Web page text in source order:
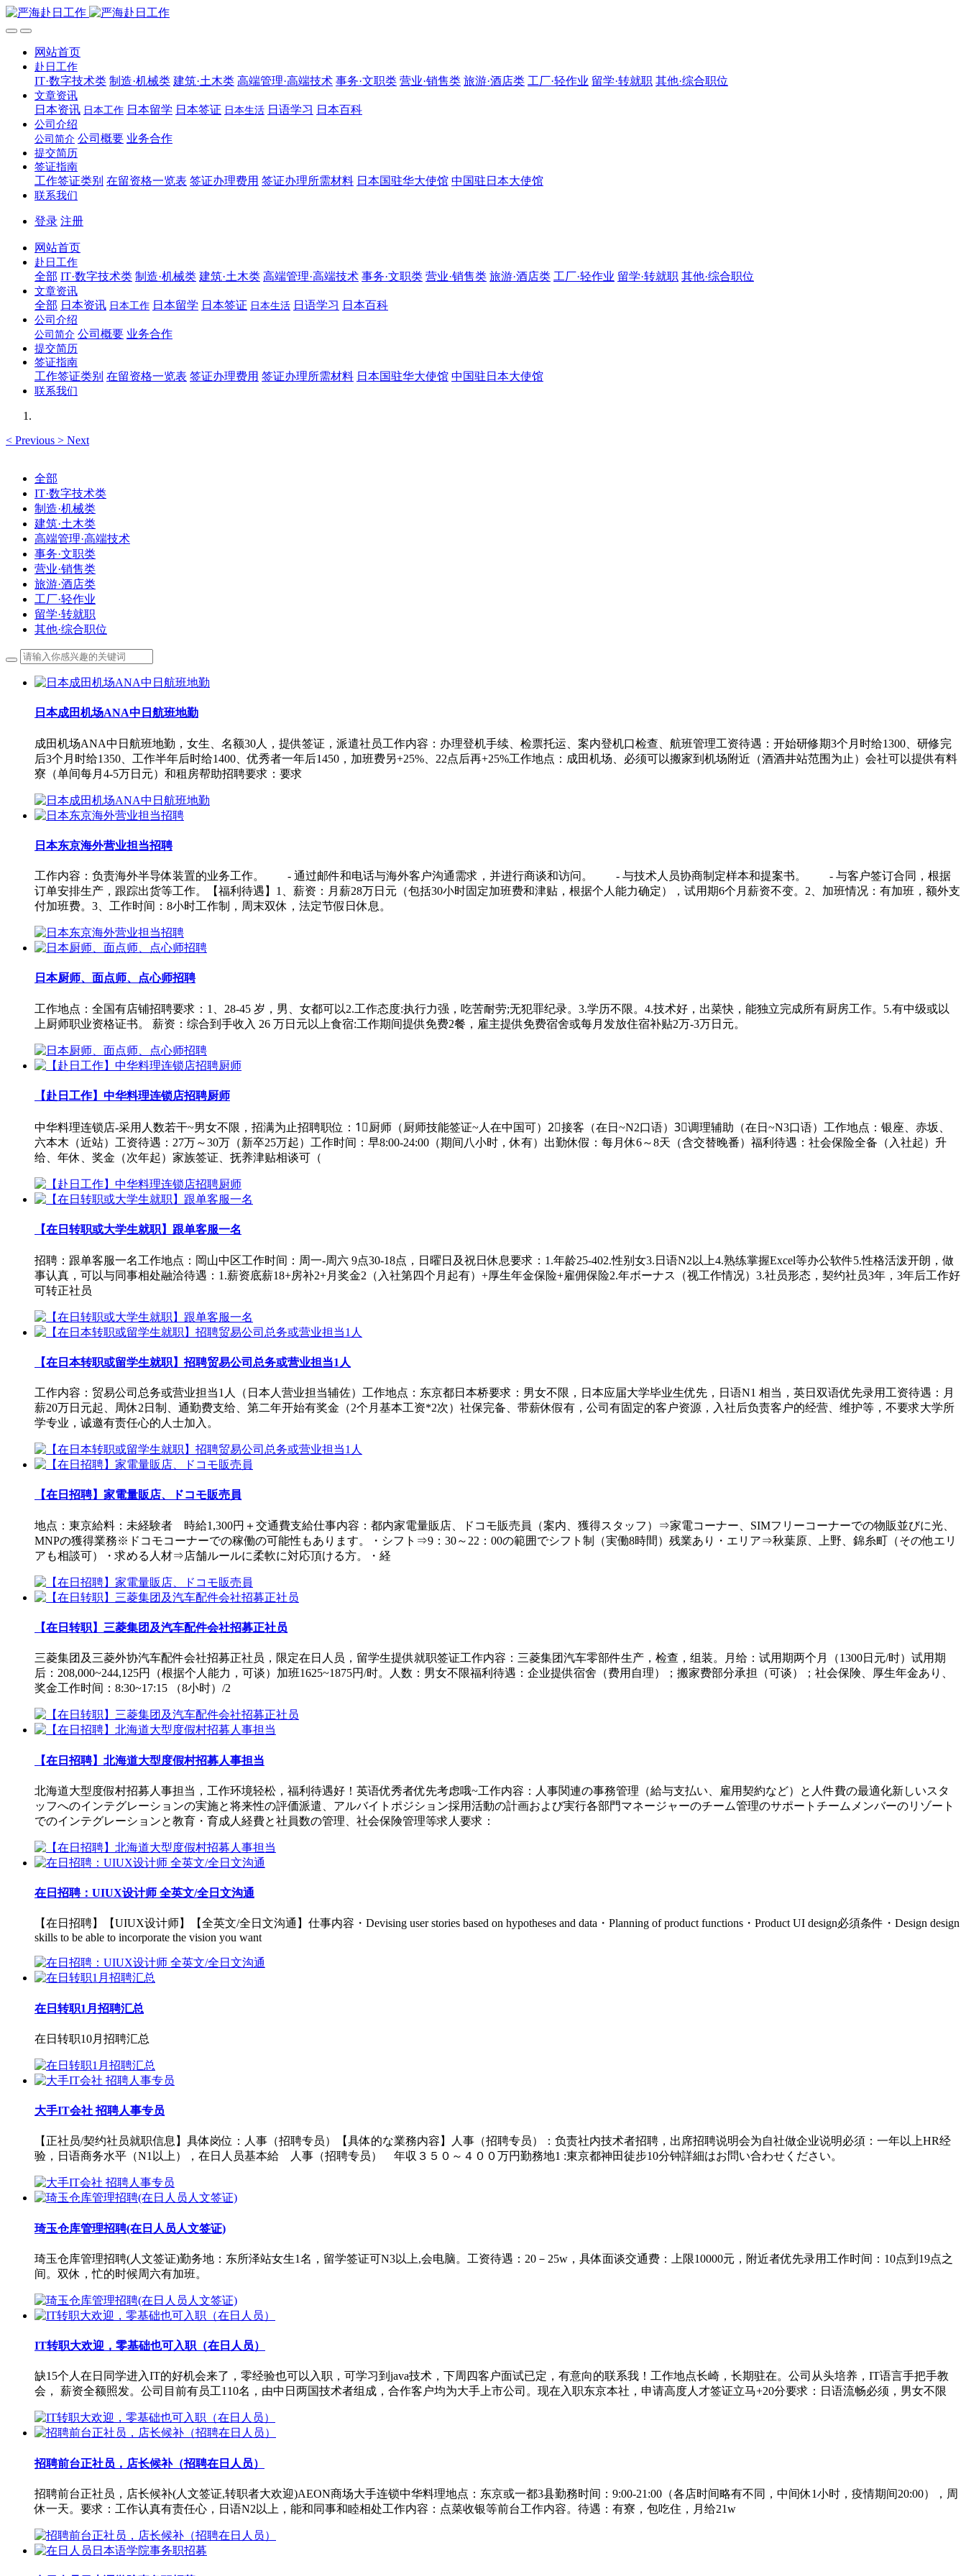
网站首页
赴日工作
IT·数字技术类 制造·机械类 建筑·土木类 高端管理·高端技术 事务·文职类 营业·销售类 旅游·酒店类 工厂·轻作业 留学·转就职 其他·综合职位
文章资讯
日本资讯 日本工作 日本留学 日本签证 日本生活 日语学习 日本百科
公司介绍
公司简介 公司概要 业务合作
提交简历
签证指南
工作签证类别 在留资格一览表 签证办理费用 签证办理所需材料 日本国驻华大使馆 中国驻日本大使馆
联系我们
登录 注册
网站首页
赴日工作
全部 IT·数字技术类 制造·机械类 建筑·土木类 高端管理·高端技术 事务·文职类 营业·销售类 旅游·酒店类 工厂·轻作业 留学·转就职 其他·综合职位
文章资讯
全部 日本资讯 日本工作 日本留学 日本签证 日本生活 日语学习 日本百科
公司介绍
公司简介 公司概要 业务合作
提交简历
签证指南
工作签证类别 在留资格一览表 签证办理费用 签证办理所需材料 日本国驻华大使馆 中国驻日本大使馆
联系我们
< Previous > Next
全部
IT·数字技术类
制造·机械类
建筑·土木类
高端管理·高端技术
事务·文职类
营业·销售类
旅游·酒店类
工厂·轻作业
留学·转就职
其他·综合职位
日本成田机场ANA中日航班地勤
成田机场ANA中日航班地勤，女生、名额30人，提供签证，派遣社员工作内容：办理登机手续、检票托运、案内登机口检查、航班管理工资待遇：开始研修期3个月时给1300、研修完
后3个月时给1350、工作半年后时给1400、优秀者一年后1450，加班费另+25%、22点后再+25%工作地点：成田机场、必须可以搬家到机场附近（酒酒井站范围为止）会社可以提供有料
寮（单间每月4-5万日元）和租房帮助招聘要求：要求
日本东京海外营业担当招聘
工作内容：负责海外半导体装置的业务工作。 - 通过邮件和电话与海外客户沟通需求，并进行商谈和访问。 - 与技术人员协商制定样本和提案书。 - 与客户签订合同，根据
订单安排生产，跟踪出货等工作。【福利待遇】1、薪资：月薪28万日元（包括30小时固定加班费和津贴，根据个人能力确定），试用期6个月薪资不变。2、加班情况：有加班，额外支
付加班费。3、工作时间：8小时工作制，周末双休，法定节假日休息。
日本厨师、面点师、点心师招聘
工作地点：全国有店铺招聘要求：1、28-45 岁，男、女都可以2.工作态度:执行力强，吃苦耐劳;无犯罪纪录。3.学历不限。4.技术好，出菜快，能独立完成所有厨房工作。5.有中级或以
上厨师职业资格证书。 薪资：综合到手收入 26 万日元以上食宿:工作期间提供免费2餐，雇主提供免费宿舍或每月发放住宿补贴2万-3万日元。
【赴日工作】中华料理连锁店招聘厨师
中华料理连锁店-采用人数若干~男女不限，招满为止招聘职位：1⃣厨师（厨师技能签证~人在中国可）2⃣接客（在日~N2口语）3⃣调理辅助（在日~N3口语）工作地点：银座、赤坂、
六本木（近站）工资待遇：27万～30万（新卒25万起）工作时间：早8:00-24:00（期间八小时，休有）出勤休假：每月休6～8天（含交替晚番）福利待遇：社会保险全备（入社起）升
给、年休、奖金（次年起）家族签证、抚养津贴相谈可（
【在日转职或大学生就职】跟单客服一名
招聘：跟单客服一名工作地点：岡山中区工作时间：周一-周六 9点30-18点，日曜日及祝日休息要求：1.年龄25-402.性别女3.日语N2以上4.熟练掌握Excel等办公软件5.性格活泼开朗，做
事认真，可以与同事相处融洽待遇：1.薪资底薪18+房补2+月奖金2（入社第四个月起有）+厚生年金保险+雇佣保险2.年ボーナス（视工作情况）3.社员形态，契约社员3年，3年后工作好
可转正社员
【在日本转职或留学生就职】招聘贸易公司总务或营业担当1人
工作内容：贸易公司总务或营业担当1人（日本人营业担当辅佐）工作地点：东京都日本桥要求：男女不限，日本应届大学毕业生优先，日语N1 相当，英日双语优先录用工资待遇：月
薪20万日元起、周休2日制、通勤费支给、第二年开始有奖金（2个月基本工资*2次）社保完备、带薪休假有，公司有固定的客户资源，入社后负责客户的经营、维护等，不要求大学所
学专业，诚邀有责任心的人士加入。
【在日招聘】家電量販店、ドコモ販売員
地点：東京給料：未経験者 時給1,300円＋交通費支給仕事内容：都内家電量販店、ドコモ販売員（案内、獲得スタッフ）⇒家電コーナー、SIMフリーコーナーでの物販並びに光、
MNPの獲得業務※ドコモコーナーでの稼働の可能性もあります。・シフト⇒9：30～22：00の範囲でシフト制（実働8時間）残業あり・エリア⇒秋葉原、上野、錦糸町（その他エリ
アも相談可）・求める人材⇒店舗ルールに柔軟に対応頂ける方。・経
【在日转职】三菱集团及汽车配件会社招募正社员
三菱集团及三菱外协汽车配件会社招募正社员，限定在日人员，留学生提供就职签证工作内容：三菱集团汽车零部件生产，检查，组装。月给：试用期两个月（1300日元/时）试用期
后：208,000~244,125円（根据个人能力，可谈）加班1625~1875円/时。人数：男女不限福利待遇：企业提供宿舍（费用自理）；搬家费部分承担（可谈）；社会保険、厚生年金あり、
奖金工作时间：8:30~17:15 （8小时）/2
【在日招聘】北海道大型度假村招募人事担当
北海道大型度假村招募人事担当，工作环境轻松，福利待遇好！英语优秀者优先考虑哦~工作内容：⼈事関連の事務管理（給与支払い、雇用契約など）と⼈件費の最適化新しいスタ
ッフへのインテグレーションの実施と将来性の評価派遣、アルバイトポジション採用活動の計画および実⾏各部門マネージャーのチーム管理のサポートチームメンバーのリゾート
でのインテグレーションと教育・育成⼈経費と社員数の管理、社会保険管理等求人要求：
在日招聘：UIUX设计师 全英文/全日文沟通
【在日招聘】【UIUX设计师】【全英文/全日文沟通】仕事内容・Devising user stories based on hypotheses and data・Planning of product functions・Product UI design必須条件・Design design
skills to be able to incorporate the vision you want
在日转职1月招聘汇总
在日转职10月招聘汇总
大手IT会社 招聘人事专员
【正社员/契约社员就职信息】具体岗位：人事（招聘专员）【具体的な業務内容】人事（招聘专员）：负责社内技术者招聘，出席招聘说明会为自社做企业说明必須：一年以上HR经
验，日语商务水平（N1以上），在日人员基本給 人事（招聘专员） 年収３５０～４００万円勤務地1 :東京都神田徒步10分钟詳細はお問い合わせください。
琦玉仓库管理招聘(在日人员人文签证)
琦玉仓库管理招聘(人文签证)勤务地：东所泽站女生1名，留学签证可N3以上,会电脑。工资待遇：20－25w，具体面谈交通费：上限10000元，附近者优先录用工作时间：10点到19点之
间。双休，忙的时候周六有加班。
IT转职大欢迎，零基础也可入职（在日人员）
缺15个人在日同学进入IT的好机会来了，零经验也可以入职，可学习到java技术，下周四客户面试已定，有意向的联系我！工作地点长崎，长期驻在。公司从头培养，IT语言手把手教
会， 薪资全额照发。公司目前有员工110名，由中日两国技术者组成，合作客户均为大手上市公司。现在入职东京本社，申请高度人才签证立马+20分要求：日语流畅必须，男女不限
招聘前台正社员，店长候补（招聘在日人员）
招聘前台正社员，店长候补(人文签证,转职者大欢迎)AEON商场大手连锁中华料理地点：东京或一都3县勤務时间：9:00-21:00（各店时间略有不同，中间休1小时，疫情期间20:00），周
休一天。要求：工作认真有责任心，日语N2以上，能和同事和睦相处工作内容：点菜收银等前台工作内容。待遇：有寮，包吃住，月给21w